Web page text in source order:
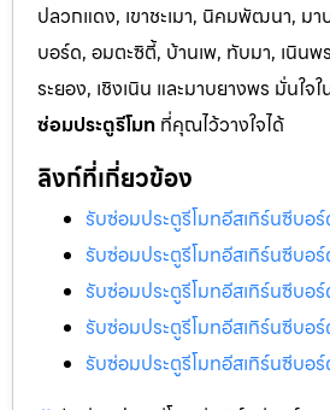
ปลวกแดง, เขาชะเมา, นิคมพัฒนา, ม
บอร์ด, อมตะซิตี้, บ้านเพ, ทับมา, เนินพ
ระยอง, เชิงเนิน และมาบยางพร มั่นใจ
ซ่อมประตูรีโมท ที่คุณไว้วางใจได้
ลิงก์ที่เกี่ยวข้อง
รับซ่อมประตูรีโมทอีสเทิร์นซีบอ
รับซ่อมประตูรีโมทอีสเทิร์นซีบอ
รับซ่อมประตูรีโมทอีสเทิร์นซีบอ
รับซ่อมประตูรีโมทอีสเทิร์นซีบอ
รับซ่อมประตูรีโมทอีสเทิร์นซีบอ